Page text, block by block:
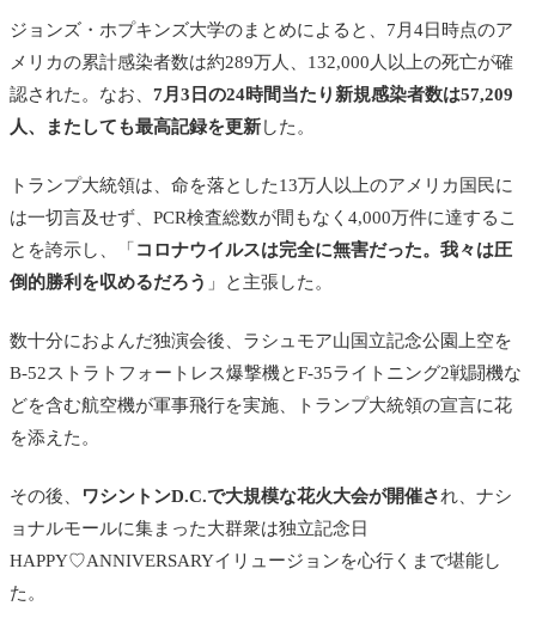
ジョンズ・ホプキンズ大学のまとめによると、7月4日時点のア
メリカの累計感染者数は約289万人、132,000人以上の死亡が確
認された。なお、 7月3日の24時間当たり新規感染者数は57,209
人、またしても最高記録を更新した。
トランプ大統領は、命を落とした13万人以上のアメリカ国民に
は一切言及せず、PCR検査総数が間もなく4,000万件に達するこ
とを誇示し、「 コロナウイルスは完全に無害だった。我々は圧
倒的勝利を収めるだろう 」と主張した。
数十分におよんだ独演会後、ラシュモア山国立記念公園上空を
B-52ストラトフォートレス爆撃機とF-35ライトニング2戦闘機な
どを含む航空機が軍事飛行を実施、トランプ大統領の宣言に花
を添えた。
その後、 ワシントンD.C.で大規模な花火大会が開催され、ナシ
ョナルモールに集まった大群衆は独立記念日
HAPPY♡ANNIVERSARYイリュージョンを心行くまで堪能し
た。